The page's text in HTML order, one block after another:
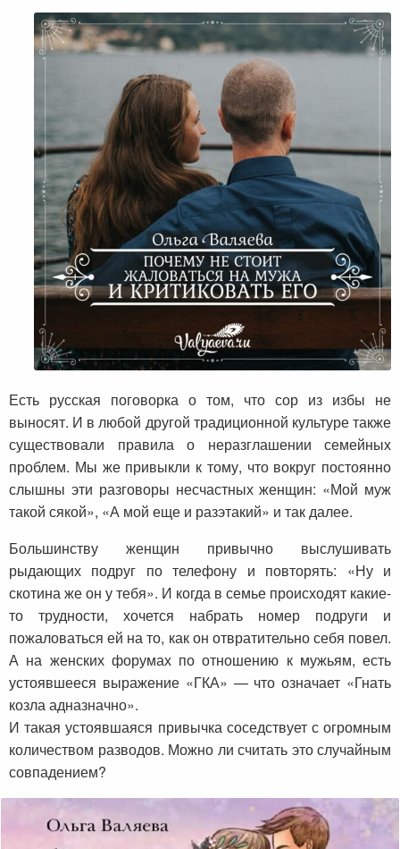
Есть русская поговорка о том, что сор из избы не
выносят. И в любой другой традиционной культуре также
существовали правила о неразглашении семейных
проблем. Мы же привыкли к тому, что вокруг постоянно
слышны эти разговоры несчастных женщин: «Мой муж
такой сякой», «А мой еще и разэтакий» и так далее.
Большинству женщин привычно выслушивать
рыдающих подруг по телефону и повторять: «Ну и
скотина же он у тебя». И когда в семье происходят какие-
то трудности, хочется набрать номер подруги и
пожаловаться ей на то, как он отвратительно себя повел.
А на женских форумах по отношению к мужьям, есть
устоявшееся выражение «ГКА» — что означает «Гнать
козла адназначно».
И такая устоявшаяся привычка соседствует с огромным
количеством разводов. Можно ли считать это случайным
совпадением?